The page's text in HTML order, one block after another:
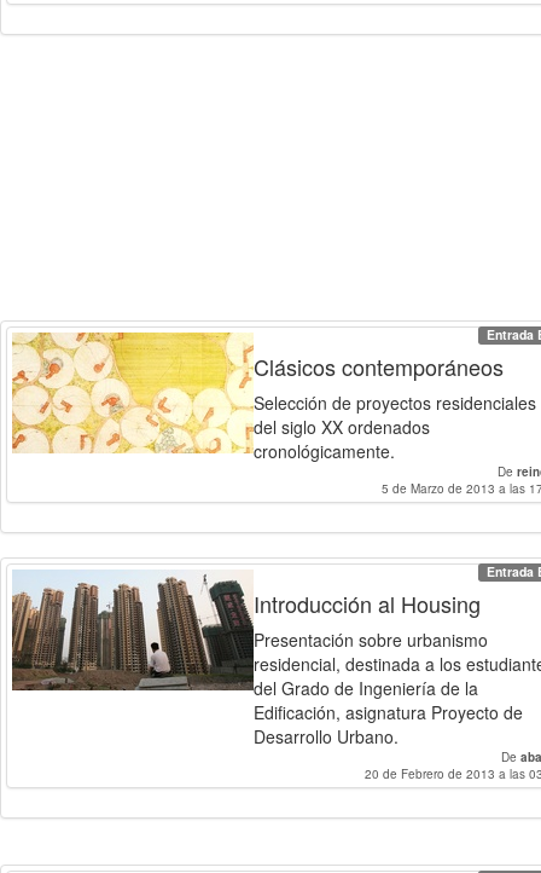
Entrada
Clásicos contemporáneos
Selección de proyectos residenciales
del siglo XX ordenados
cronológicamente.
De
5 de Marzo de 2013 a las
Entrada
Introducción al Housing
Presentación sobre urbanismo
residencial, destinada a los
del Grado de Ingeniería de la
Edificación, asignatura Proyecto de
Desarrollo Urbano.
De
20 de Febrero de 2013 a las